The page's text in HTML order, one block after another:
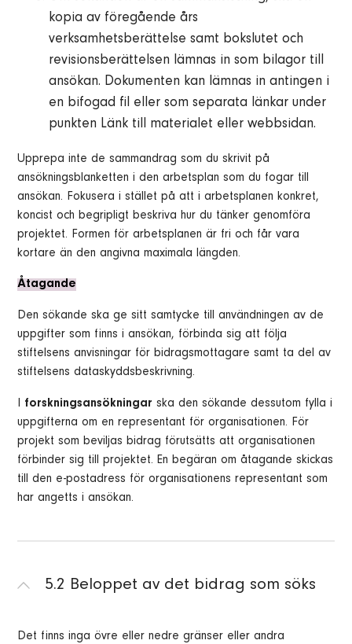
kopia av föregående års
verksamhetsberättelse samt bokslutet och
revisionsberättelsen lämnas in som bilagor till
ansökan. Dokumenten kan lämnas in antingen i
en bifogad fil eller som separata länkar under
punkten Länk till materialet eller webbsidan.
Upprepa inte de sammandrag som du skrivit på
ansökningsblanketten i den arbetsplan som du fogar till
ansökan. Fokusera i stället på att i arbetsplanen konkret,
koncist och begripligt beskriva hur du tänker genomföra
projektet. Formen för arbetsplanen är fri och får vara
kortare än den angivna maximala längden.
Åtagande
Den sökande ska ge sitt samtycke till användningen av de
uppgifter som finns i ansökan, förbinda sig att följa
stiftelsens anvisningar för bidragsmottagare samt ta del av
stiftelsens dataskyddsbeskrivning.
I forskningsansökningar ska den sökande dessutom fylla i
uppgifterna om en representant för organisationen. För
projekt som beviljas bidrag förutsätts att organisationen
förbinder sig till projektet. En begäran om åtagande skickas
till den e-postadress för organisationens representant som
har angetts i ansökan.
5.2 Beloppet av det bidrag som söks
Det finns inga övre eller nedre gränser eller andra